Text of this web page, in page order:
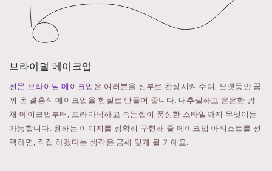
브라이덜 메이크업
전문 브라이덜 메이크업 은 여러분을 신부로 완성시켜 주며, 오랫동안 꿈
꿔 온 결혼식 메이크업을 현실로 만들어 줍니다. 내추럴하고 은은한 광
채 메이크업부터, 드라마틱하고 속눈썹이 풍성한 스타일까지 무엇이든
가능합니다. 원하는 이미지를 정확히 구현해 줄 메이크업 아티스트를 선
택하면, 직접 하겠다는 생각은 금세 잊게 될 거예요.